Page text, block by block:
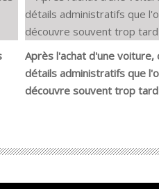
Après l'achat d'une voiture,
détails administratifs que
découvre souvent trop tard